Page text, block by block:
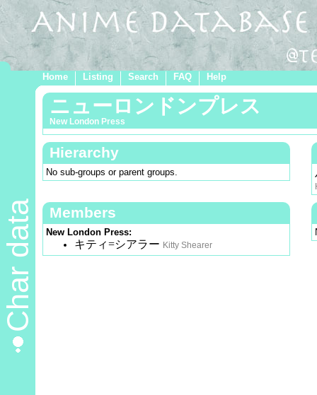
Home Listing Search FAQ Help
Char data
ニューロンドンプレス
New London Press
Hierarchy
No sub-groups or parent groups.
Members
New London Press:
キティ=シアラー Kitty Shearer